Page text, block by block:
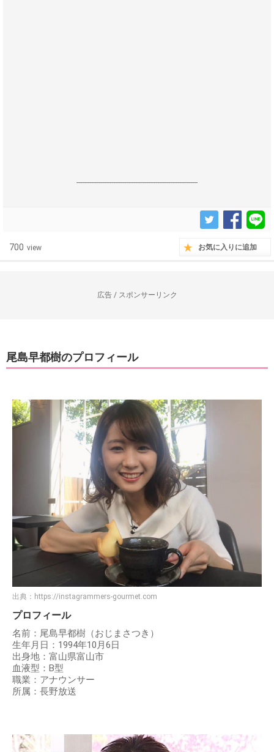
------------------------------------------------------------------
700 view お気に入りに追加
広告 / スポンサーリンク
尾島早都樹のプロフィール
出典： https://instagrammers-gourmet.com
プロフィール
名前：尾島早都樹（おじまさつき）
生年月日：1994年10月6日
出身地：富山県富山市
血液型：B型
職業：アナウンサー
所属：長野放送